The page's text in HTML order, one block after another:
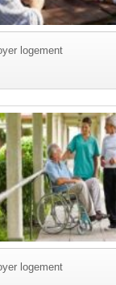
logement
logement